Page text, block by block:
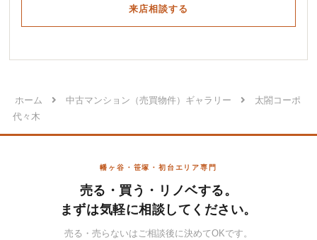
来店相談する
ホーム 中古マンション（売買物件）ギャラリー
太閤コーポ
代々木
幡ヶ谷・笹塚・初台エリア専門
売る・買う・リノベする。
まずは気軽に相談してください。
売る・売らないはご相談後に決めてOKです。